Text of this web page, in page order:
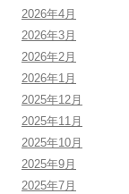
2026年4月
2026年3月
2026年2月
2026年1月
2025年12月
2025年11月
2025年10月
2025年9月
2025年7月